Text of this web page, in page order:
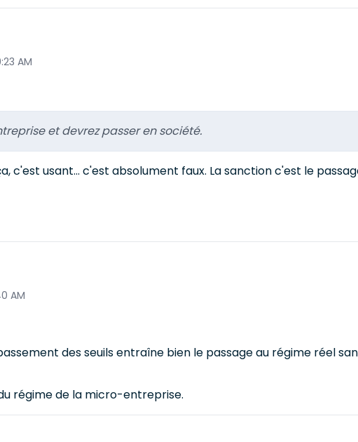
AM
et devrez passer en société.
c'est usant... c'est absolument faux. La sanction c'est le
AM
des seuils entraîne bien le passage au régime réel
régime de la micro-entreprise.